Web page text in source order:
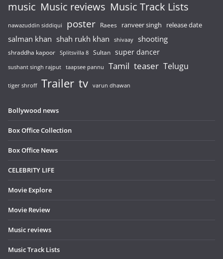
music Music reviews Music Track Lists
nawazuddin siddiqui poster Raees ranveer singh release date
salman khan shah rukh khan shivaay shooting
shraddha kapoor Splitsvilla 8 Sultan super dancer
sushant singh rajput taapsee pannu Tamil teaser Telugu
tiger shroff Trailer tv varun dhawan
Bollywood news
Box Office Collection
Box Office News
CELEBRITY LIFE
Movie Explore
Movie Review
Music reviews
Music Track Lists